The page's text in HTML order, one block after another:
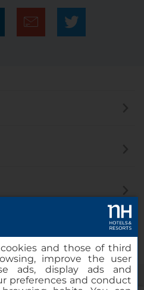
and those of third
improve the user
ads, display ads and
preferences and conduct